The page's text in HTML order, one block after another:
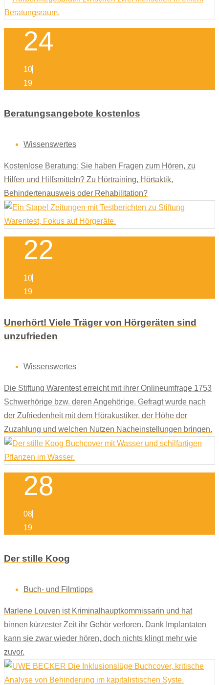
24
10
19
Beratungsangebote kostenlos
Wissenswertes
Kostenlose Beratung: Sie haben Fragen zum Hören, zu
Hilfen und Hilfsmitteln? Zu Hörtraining, Hörtaktik,
Behindertenausweis oder Rehabilitation?
22
10
19
Unerhört! Viele Träger von Hörgeräten sind
unzufrieden
Wissenswertes
Die Stiftung Warentest erreicht mit ihrer Onlineumfrage 1753
Schwerhörige bzw. deren Angehörige. Gefragt wurde nach
der Zufriedenheit mit dem Hörakustiker, der Höhe der
Zuzahlung und welchen Nutzen Nacheinstellungen bringen.
28
08
19
Der stille Koog
Buch- und Filmtipps
Marlene Louven ist Kriminalhauptkommissarin und hat
binnen kürzester Zeit ihr Gehör verloren. Dank Implantaten
kann sie zwar wieder hören, doch nichts klingt mehr wie
zuvor.